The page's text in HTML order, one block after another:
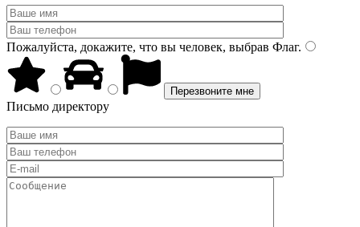
Пожалуйста, докажите, что вы человек, выбрав Флаг.
Письмо директору